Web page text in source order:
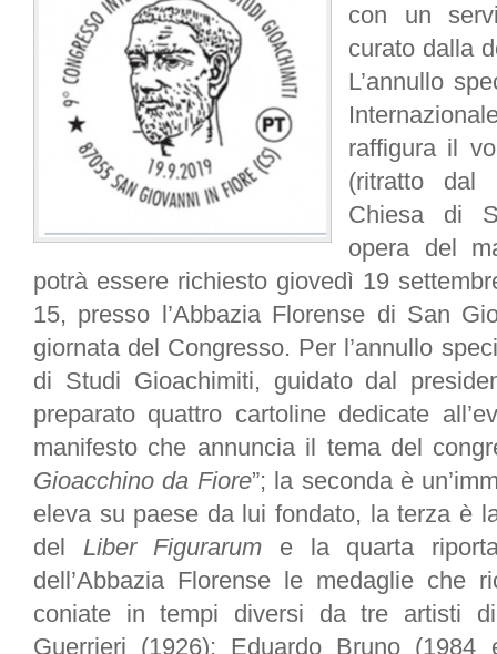
con un
curato dalla
L’annullo
raffigura il
(ritratto dal
Chiesa di
opera del
potrà essere richiesto giovedì 19
15, presso l’Abbazia Florense di San
giornata del Congresso. Per l’annullo
di Studi Gioachimiti, guidato dal
preparato quattro cartoline dedicate
manifesto che annuncia il tema del
Gioacchino da Fiore”; la seconda è
eleva su paese da lui fondato, la terza è
del Liber Figurarum e la quarta
dell’Abbazia Florense le medaglie che
coniate in tempi diversi da tre artisti
Guerrieri (1926); Eduardo Bruno